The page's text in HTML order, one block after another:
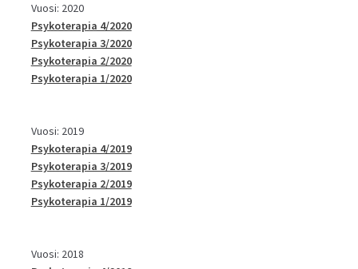
Vuosi: 2020
Psykoterapia 4/2020
Psykoterapia 3/2020
Psykoterapia 2/2020
Psykoterapia 1/2020
Vuosi: 2019
Psykoterapia 4/2019
Psykoterapia 3/2019
Psykoterapia 2/2019
Psykoterapia 1/2019
Vuosi: 2018